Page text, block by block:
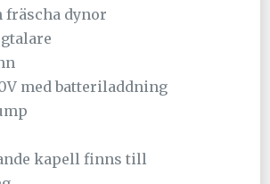
fräscha dynor
med batteriladdning
kapell finns till